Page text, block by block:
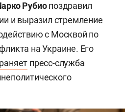
Рубиопоздравил
и выразил стремление
с Москвой по
на Украине. Его
пресс-служба